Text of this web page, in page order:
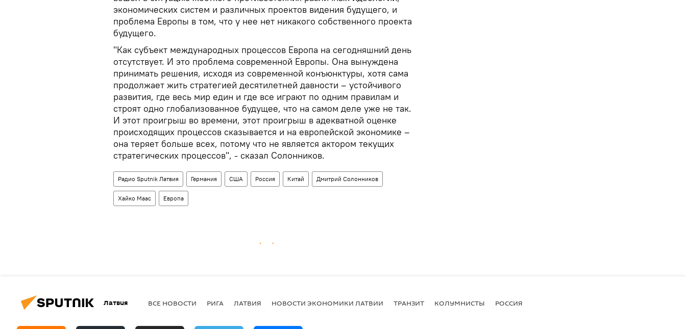
экономических систем и различных проектов видения будущего, и
проблема Европы в том, что у нее нет никакого собственного проекта
будущего.
"Как субъект международных процессов Европа на сегодняшний день
отсутствует. И это проблема современной Европы. Она вынуждена
принимать решения, исходя из современной конъюнктуры, хотя сама
продолжает жить стратегией десятилетней давности – устойчивого
развития, где весь мир един и где все играют по одним правилам и
строят одно глобализованное будущее, что на самом деле уже не так.
И этот проигрыш во времени, этот проигрыш в адекватной оценке
происходящих процессов сказывается и на европейской экономике –
она теряет больше всех, потому что не является актором текущих
стратегических процессов", - сказал Солонников.
Радио Sputnik Латвия Германия США Россия Китай Дмитрий Солонников
Хайко Маас Европа
Латвия ВСЕ НОВОСТИ РИГА ЛАТВИЯ НОВОСТИ ЭКОНОМИКИ ЛАТВИИ ТРАНЗИТ КОЛУМНИСТЫ РОССИЯ